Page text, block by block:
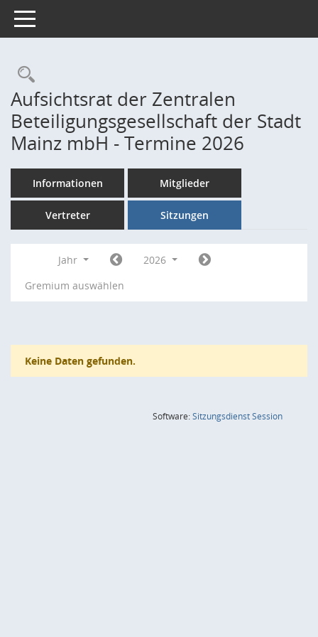
Toggle navigation
Rechercheauswahl
Aufsichtsrat der Zentralen
Beteiligungsgesellschaft der Stadt
Mainz mbH - Termine 2026
Informationen Mitglieder
Vertreter Sitzungen
Jahr
2026
Gremium auswählen
Keine Daten gefunden.
Software:SitzungsdienstSession(Wird in